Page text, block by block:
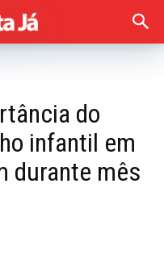
do
infantil em
durante mês